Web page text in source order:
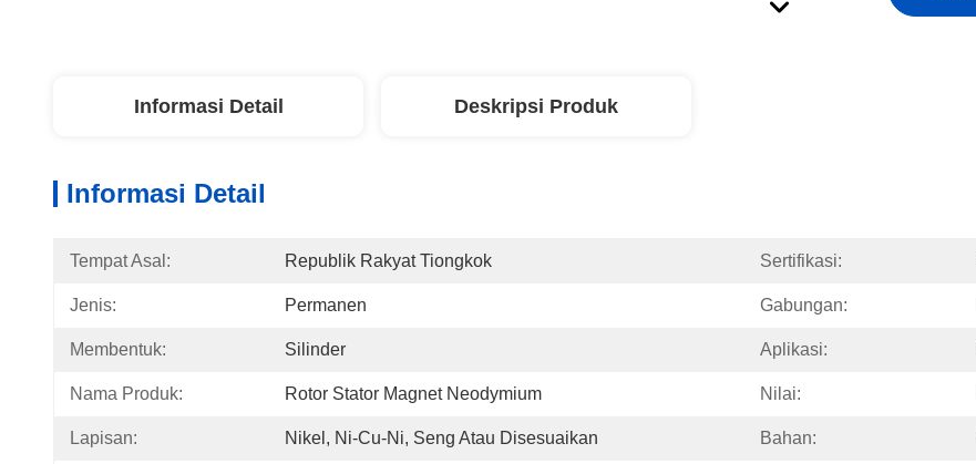
Informasi Detail Deskripsi Produk
Informasi Detail
Tempat Asal: Republik Rakyat Tiongkok Sertifikasi:
Jenis: Permanen Gabungan:
Membentuk: Silinder Aplikasi:
Nama Produk: Rotor Stator Magnet Neodymium Nilai:
Lapisan: Nikel, Ni-Cu-Ni, Seng Atau Disesuaikan Bahan: